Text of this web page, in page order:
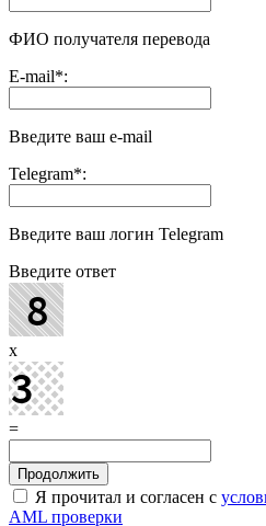
ФИО получателя перевода
E-mail*:
Введите ваш e-mail
Telegram*:
Введите ваш логин Telegram
Введите ответ
x
=
Я прочитал и согласен с
AML проверки